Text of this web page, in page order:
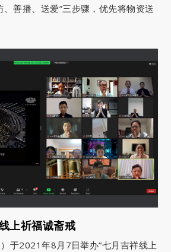
、善播、送爱”三步骤，优先将物资送
上祈福诚斋戒
于2021年8月7日举办“七月吉祥线上